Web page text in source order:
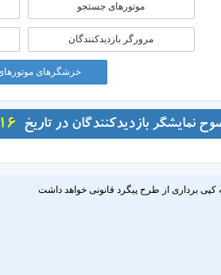
موتورهای جستجو
مرورگر بازدیدکنندگان
خزشگرهای
نمایشگر بازدیدکنندگان در تاریخ
برداری از طرح پیگرد قانونی خواهد داشت